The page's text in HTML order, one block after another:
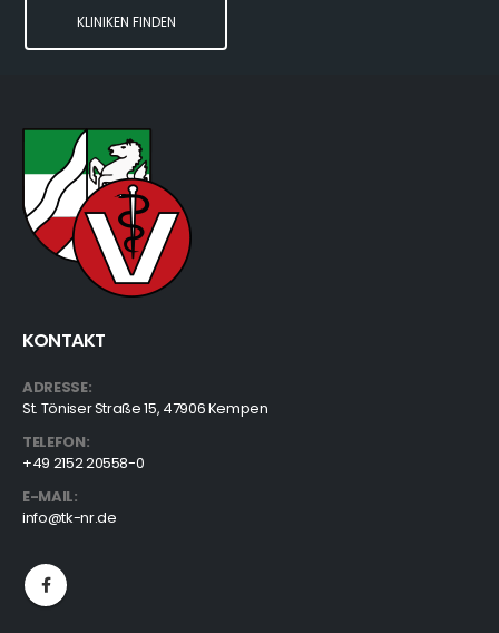
KLINIKEN FINDEN
KONTAKT
ADRESSE:
St. Töniser Straße 15, 47906 Kempen
TELEFON:
+49 2152 20558-0
E-MAIL:
info@tk-nr.de